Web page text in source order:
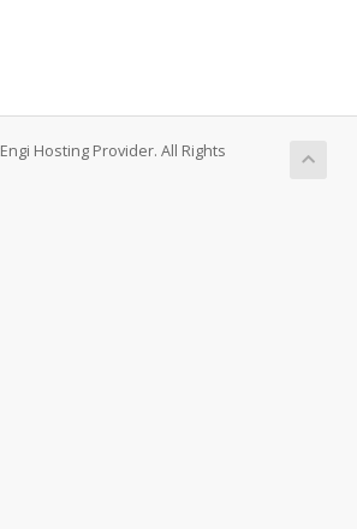
Hosting Provider. All Rights